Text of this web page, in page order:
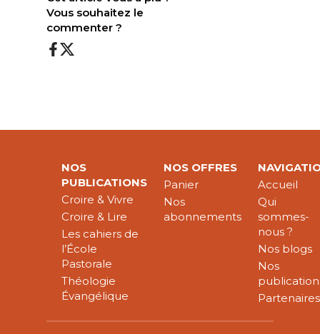
Vous souhaitez le
commenter ?
NOS
PUBLICATIONS
Croire & Vivre
Croire & Lire
Les cahiers de
l’École
Pastorale
Théologie
Évangélique
NOS OFFRES
Panier
Nos
abonnements
Accueil
Qui
sommes-
nous ?
Nos blogs
Nos
Partenaires